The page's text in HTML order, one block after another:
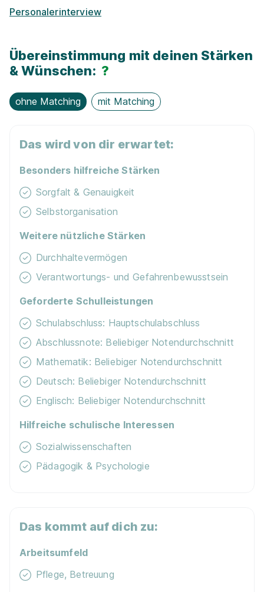
Personalerinterview
Übereinstimmung mit deinen Stärken
& Wünschen: ?
ohne Matching mit Matching
Das wird von dir erwartet:
Besonders hilfreiche Stärken
Sorgfalt & Genauigkeit
Selbstorganisation
Weitere nützliche Stärken
Durchhaltevermögen
Verantwortungs- und Gefahrenbewusstsein
Geforderte Schulleistungen
Schulabschluss: Hauptschulabschluss
Abschlussnote: Beliebiger Notendurchschnitt
Mathematik: Beliebiger Notendurchschnitt
Deutsch: Beliebiger Notendurchschnitt
Englisch: Beliebiger Notendurchschnitt
Hilfreiche schulische Interessen
Sozialwissenschaften
Pädagogik & Psychologie
Das kommt auf dich zu:
Arbeitsumfeld
Pflege, Betreuung